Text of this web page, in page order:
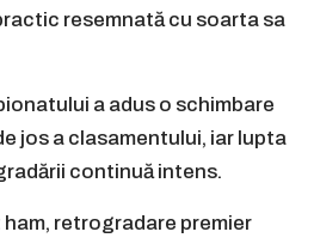
resemnată cu soarta sa
a adus o schimbare
jos a clasamentului, iar lupta
continuă intens.
retrogradare premier